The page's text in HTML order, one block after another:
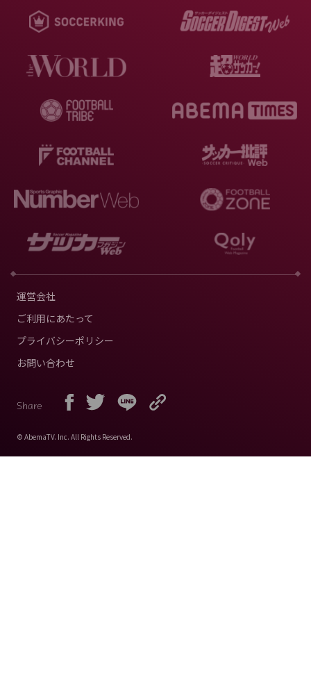
運営会社
ご利用にあたって
プライバシーポリシー
お問い合わせ
Share
© AbemaTV. Inc. All Rights Reserved.